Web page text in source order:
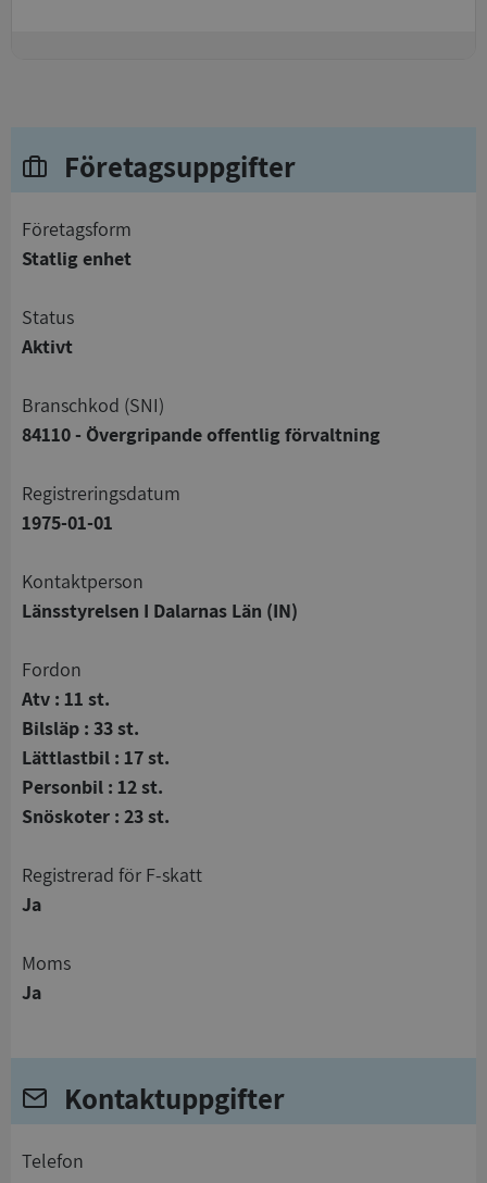
Företagsuppgifter
företagsform
Statlig enhet
status
Aktivt
branschkod (SNI)
84110 - Övergripande offentlig förvaltning
registreringsdatum
1975-01-01
Kontaktperson
Länsstyrelsen I Dalarnas Län (IN)
Fordon
Atv : 11 st.
Bilsläp : 33 st.
Lättlastbil : 17 st.
Personbil : 12 st.
Snöskoter : 23 st.
registrerad för F-skatt
Ja
Moms
Ja
Kontaktuppgifter
telefon